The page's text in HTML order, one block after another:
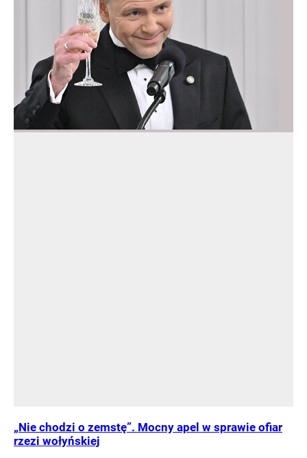
„Nie chodzi o zemstę”. Mocny apel w sprawie ofiar
rzezi wołyńskiej